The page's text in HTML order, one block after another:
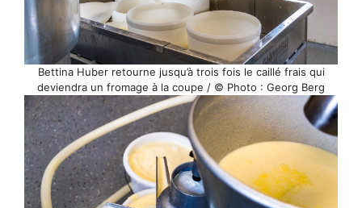
Bettina Huber retourne jusqu’à trois fois le caillé frais qui
deviendra un fromage à la coupe / © Photo : Georg Berg